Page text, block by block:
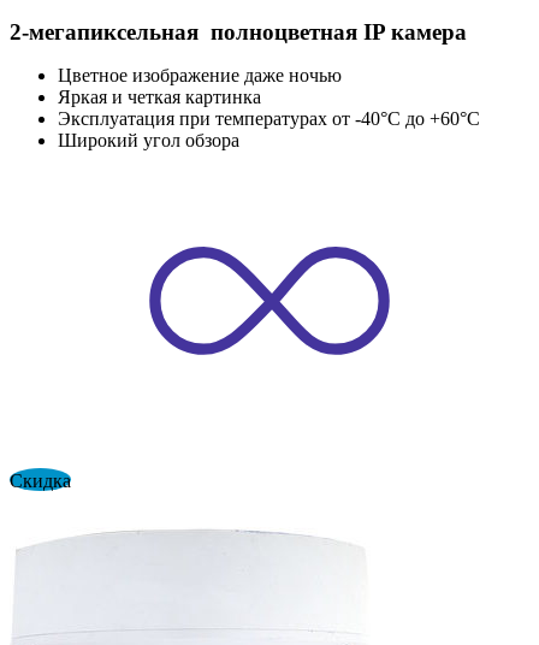
2-мегапиксельная полноцветная IP камера
Цветное изображение даже ночью
Яркая и четкая картинка
Эксплуатация при температурах от -40°C до +60°C
Широкий угол обзора
Скидка